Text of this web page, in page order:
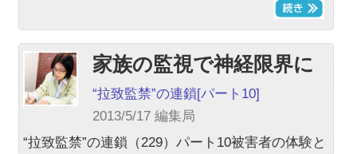
家族の監視で神経限界に
“拉致監禁”の連鎖[パート10]
2013/5/17 編集局
“拉致監禁”の連鎖（229）パート10被害者の体験と